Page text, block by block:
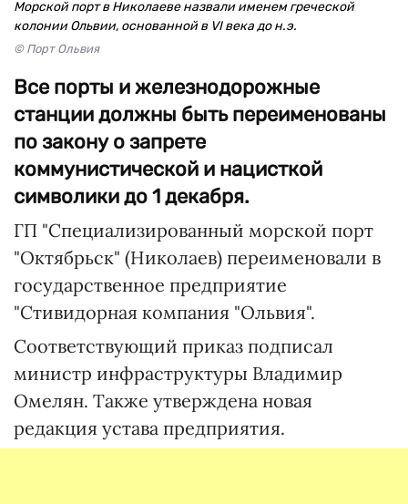
Морской порт в Николаеве назвали именем греческой
колонии Ольвии, основанной в VI века до н.э.
© Порт Ольвия
Все порты и железнодорожные
станции должны быть переименованы
по закону о запрете
коммунистической и нацисткой
символики до 1 декабря.
ГП "Специализированный морской порт
"Октябрьск" (Николаев) переименовали в
государственное предприятие
"Стивидорная компания "Ольвия".
Соответствующий приказ подписал
министр инфраструктуры Владимир
Омелян. Также утверждена новая
редакция устава предприятия.